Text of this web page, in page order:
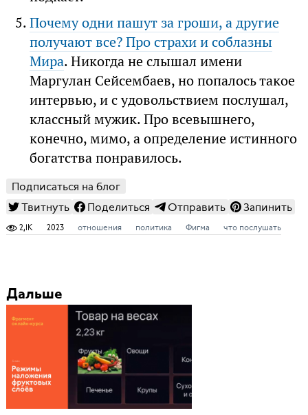
Почему одни пашут за гроши, а другие
получают все? Про страхи и соблазны
Мира. Никогда не слышал имени
Маргулан Сейсембаев, но попалось такое
интервью, и с удовольствием послушал,
классный мужик. Про всевышнего,
конечно, мимо, а определение истинного
богатства понравилось.
Подписаться на блог
Твитнуть
Поделиться Отправить Запинить
2,1K 2023 отношения политика Фигма что послушать
Дальше